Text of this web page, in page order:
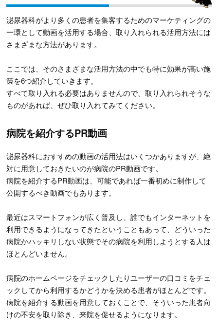
泌尿器科がより多くの患者を集客するためのマーケティングの
一環として動画を活用する場合、取り入れられる活用方法には
さまざまな方法があります。
ここでは、そのさまざまな活用方法の中でも特に効果が高い施
策を6つ紹介していきます。
すべて取り入れる必要はありませんので、取り入れられそうな
ものがあれば、ぜひ取り入れてみてください。
病院を紹介するPR動画
泌尿器科におすすめの動画の活用法はいくつかありますが、絶
対に用意しておきたいのが病院のPR動画です。
病院を紹介するPR動画は、可能であれば一番初めに制作して
公開するべき動画でもあります。
最近はスマートフォンが広く普及し、誰でもインターネットを
利用できるようになってきたということもあって、どういった
病院かハッキリしない状態でその病院を利用しようとする人は
ほとんどいません。
病院のホームページをチェックしたりユーザーの口コミをチェ
ックしてから利用するかどうかを決める患者がほとんどです。
病院を紹介する動画を用意しておくことで、そういった患者向
けの不安を取り除き、来院を促せるようになります。